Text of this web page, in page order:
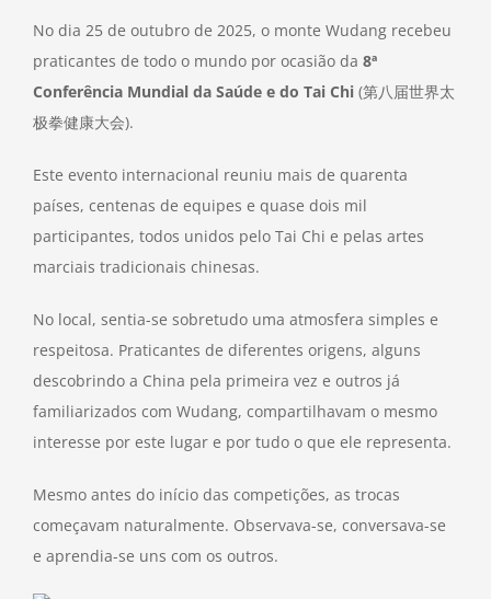
No dia 25 de outubro de 2025, o monte Wudang recebeu
praticantes de todo o mundo por ocasião da 8ª
Conferência Mundial da Saúde e do Tai Chi(第八届世界太
极拳健康大会).
Este evento internacional reuniu mais de quarenta
países, centenas de equipes e quase dois mil
participantes, todos unidos pelo Tai Chi e pelas artes
marciais tradicionais chinesas.
No local, sentia-se sobretudo uma atmosfera simples e
respeitosa. Praticantes de diferentes origens, alguns
descobrindo a China pela primeira vez e outros já
familiarizados com Wudang, compartilhavam o mesmo
interesse por este lugar e por tudo o que ele representa.
Mesmo antes do início das competições, as trocas
começavam naturalmente. Observava-se, conversava-se
e aprendia-se uns com os outros.